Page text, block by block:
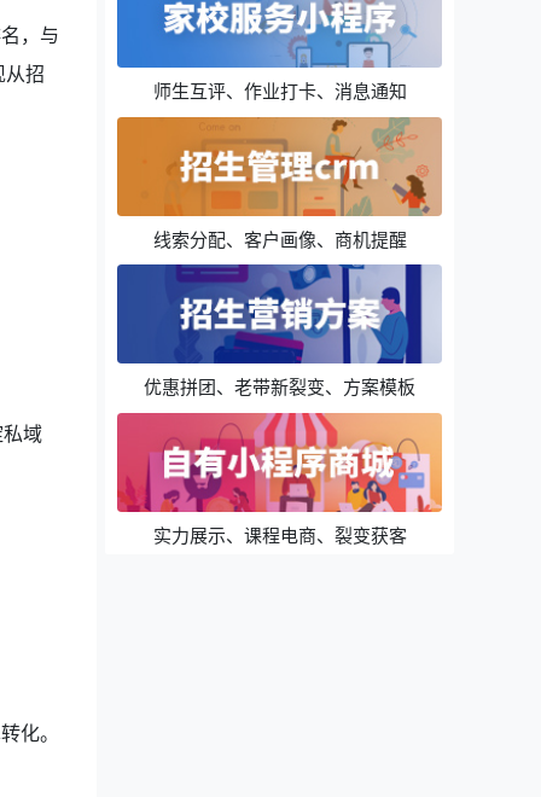
，与
招
域
化。
师生互评、作业打卡、消息通知
线索分配、客户画像、商机提醒
优惠拼团、老带新裂变、方案模板
实力展示、课程电商、裂变获客